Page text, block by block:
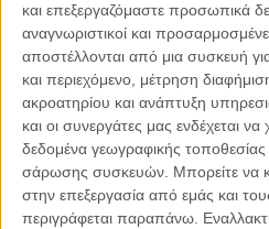
και επεξεργαζόμαστε προσωπικά
αναγνωριστικοί και
αποστέλλονται από μια συσκευή για
και περιεχόμενο, μέτρηση
ακροατηρίου και ανάπτυξη
και οι συνεργάτες μας ενδέχεται
δεδομένα γεωγραφικής
σάρωσης συσκευών. Μπορείτε να
στην επεξεργασία από εμάς και
περιγράφεται παραπάνω.
προσπάθεια τετραπλασιασμού
Κίνας, που αν και αρκετά
των ΗΠΑ, αποτελούν μια από τις
την δυτική στρατιωτική
χρήσης διηπειρωτικών
υπερηχητικών πυραύλων
δυνητικής απειλής σε
την ίδια στιγμή που η Κίνα